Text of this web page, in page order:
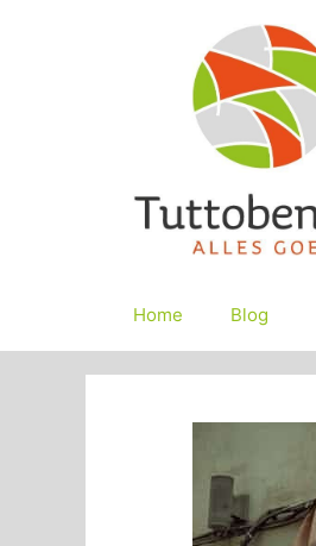
Home Blog